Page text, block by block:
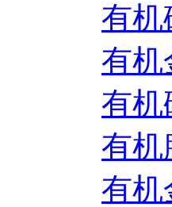
有机
有机
有机
有机
有机